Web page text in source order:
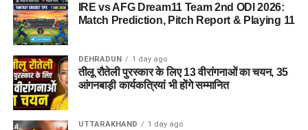
IRE vs AFG Dream11 Team 2nd ODI 2026:
Match Prediction, Pitch Report & Playing 11
DEHRADUN 1 day ago
तीलू रौतेली पुरस्कार के लिए 13 वीरांगनाओं का चयन, 35
आंगनबाड़ी कार्यकत्रियां भी होंगे सम्मानित
UTTARAKHAND 1 day ago